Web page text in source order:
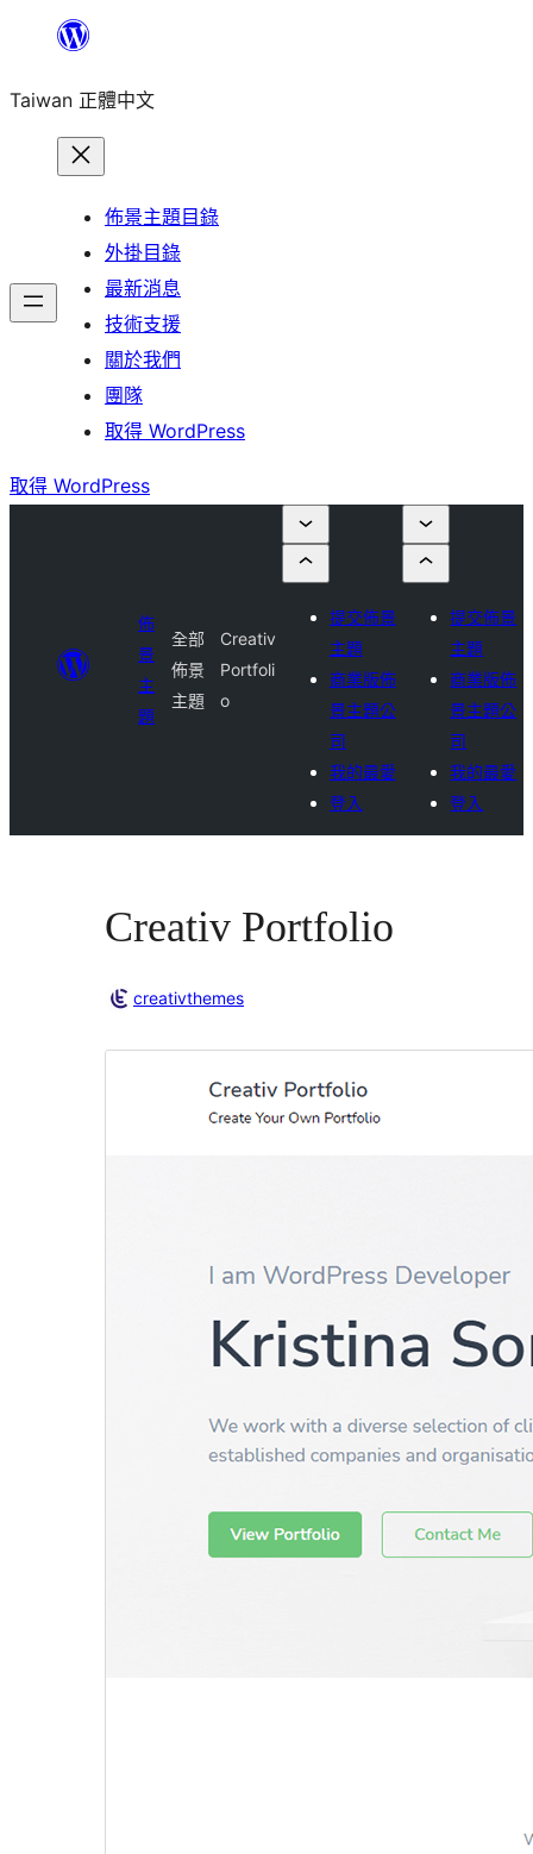
主
Taiwan 正體中文
佈景主題目錄
外掛目錄
最新消息
技術支援
關於我們
團隊
取得 WordPress
取得 WordPress
佈
景
主
題
全部
佈景
主題
Creativ
Portfoli
o
提交佈景
主題
商業版佈
景主題公
司
我的最愛
登入
提交佈景
主題
商業版佈
景主題公
司
我的最愛
登入
Creativ Portfolio
creativthemes